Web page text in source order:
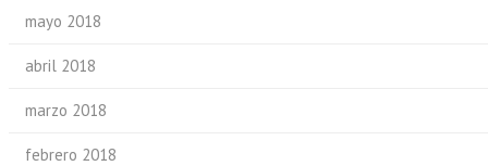
mayo 2018
abril 2018
marzo 2018
febrero 2018